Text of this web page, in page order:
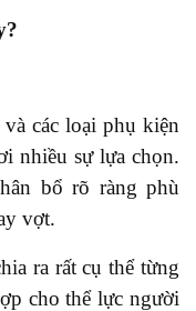
các loại phụ kiện
nhiều sự lựa chọn.
bổ rõ ràng phù
vợt.
ra rất cụ thể từng
cho thể lực người